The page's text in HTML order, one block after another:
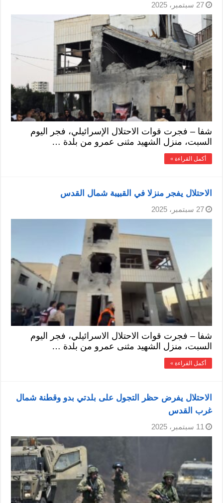
27 سبتمبر، 2025
شفا – فجرت قوات الاحتلال الإسرائيلي، فجر اليوم
السبت، منزل الشهيد مثنى عمرو من بلدة …
أكمل القراءة »
الاحتلال يفجر منزلا في القبيبة شمال القدس
27 سبتمبر، 2025
شفا – فجرت قوات الاحتلال الاسرائيلي، فجر اليوم
السبت، منزل الشهيد مثنى عمرو من بلدة …
أكمل القراءة »
الاحتلال يفرض حظر التجول على بلدتي بدو وقطنة شمال
غرب القدس
11 سبتمبر، 2025